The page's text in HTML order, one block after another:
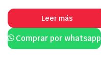
Leer más
Comprar por whatsapp